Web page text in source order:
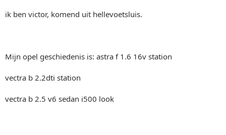
ik ben victor, komend uit hellevoetsluis.
Mijn opel geschiedenis is: astra f 1.6 16v station
vectra b 2.2dti station
vectra b 2.5 v6 sedan i500 look